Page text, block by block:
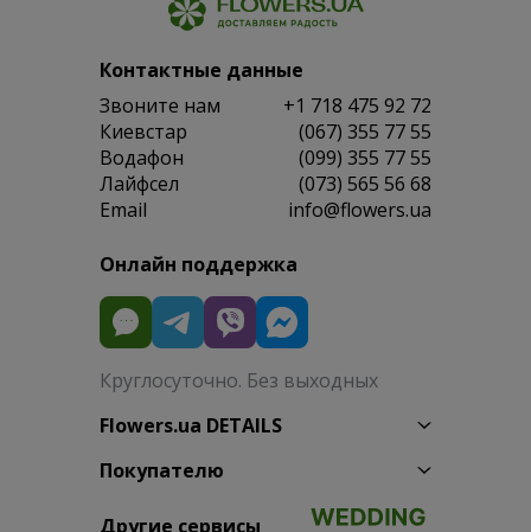
Контактные данные
Звоните нам
+1 718 475 92 72
Киевстар
(067) 355 77 55
Водафон
(099) 355 77 55
Лайфсел
(073) 565 56 68
Email
info@flowers.ua
Онлайн поддержка
Круглосуточно. Без выходных
Flowers.ua DETAILS
Покупателю
Другие сервисы